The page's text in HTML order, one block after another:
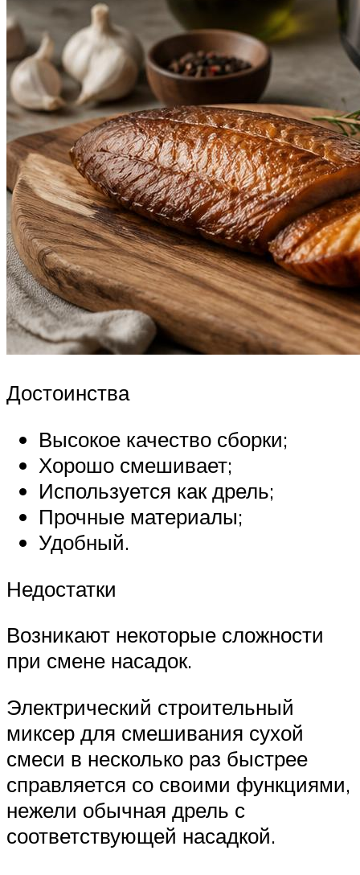
Достоинства
Высокое качество сборки;
Хорошо смешивает;
Используется как дрель;
Прочные материалы;
Удобный.
Недостатки
Возникают некоторые сложности
при смене насадок.
Электрический строительный
миксер для смешивания сухой
смеси в несколько раз быстрее
справляется со своими функциями,
нежели обычная дрель с
соответствующей насадкой.